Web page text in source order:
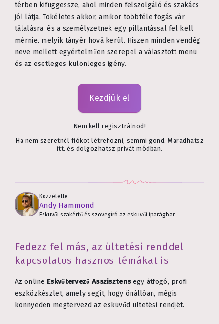
térben kifüggessze, ahol minden felszolgáló és szakács
jól látja. Tökéletes akkor, amikor többféle fogás vár
tálalásra, és a személyzetnek egy pillantással fel kell
mérnie, melyik tányér hová kerül. Hiszen minden vendég
neve mellett egyértelműen szerepel a választott menü
és az esetleges különleges igény.
Kezdjük el
Nem kell regisztrálnod!
Ha nem szeretnél fiókot létrehozni, semmi gond. Maradhatsz
itt, és dolgozhatsz privát módban.
Közzétette
Andy Hammond
Esküvői szakértő és szövegíró az esküvői iparágban
Fedezz fel más, az ültetési renddel
kapcsolatos hasznos témákat is
Az online Eskvőtervező Asszisztensegy átfogó, profi
eszközkészlet, amely segít, hogy önállóan, mégis
könnyedén megtervezd az esküvőd ültetési rendjét.